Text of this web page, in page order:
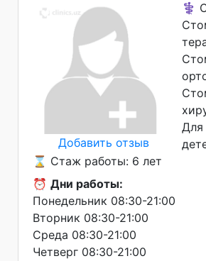
Добавить отзыв
⚕️
Для
⌛ Стаж работы: 6 лет
⏰ Дни работы:
Понедельник 08:30-21:00
Вторник 08:30-21:00
Среда 08:30-21:00
Четверг 08:30-21:00